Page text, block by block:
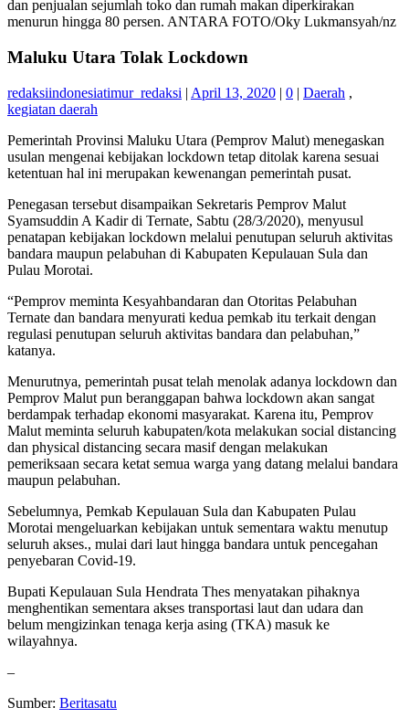
Maluku Utara Tolak Lockdown
redaksiindonesiatimur_redaksi | April 13, 2020 | 0 | Daerah ,
kegiatan daerah
Pemerintah Provinsi Maluku Utara (Pemprov Malut) menegaskan
usulan mengenai kebijakan lockdown tetap ditolak karena sesuai
ketentuan hal ini merupakan kewenangan pemerintah pusat.
Penegasan tersebut disampaikan Sekretaris Pemprov Malut
Syamsuddin A Kadir di Ternate, Sabtu (28/3/2020), menyusul
penatapan kebijakan lockdown melalui penutupan seluruh aktivitas
bandara maupun pelabuhan di Kabupaten Kepulauan Sula dan
Pulau Morotai.
“Pemprov meminta Kesyahbandaran dan Otoritas Pelabuhan
Ternate dan bandara menyurati kedua pemkab itu terkait dengan
regulasi penutupan seluruh aktivitas bandara dan pelabuhan,”
katanya.
Menurutnya, pemerintah pusat telah menolak adanya lockdown dan
Pemprov Malut pun beranggapan bahwa lockdown akan sangat
berdampak terhadap ekonomi masyarakat. Karena itu, Pemprov
Malut meminta seluruh kabupaten/kota melakukan social distancing
dan physical distancing secara masif dengan melakukan
pemeriksaan secara ketat semua warga yang datang melalui bandara
maupun pelabuhan.
Sebelumnya, Pemkab Kepulauan Sula dan Kabupaten Pulau
Morotai mengeluarkan kebijakan untuk sementara waktu menutup
seluruh akses., mulai dari laut hingga bandara untuk pencegahan
penyebaran Covid-19.
Bupati Kepulauan Sula Hendrata Thes menyatakan pihaknya
menghentikan sementara akses transportasi laut dan udara dan
belum mengizinkan tenaga kerja asing (TKA) masuk ke
wilayahnya.
–
Sumber: Beritasatu